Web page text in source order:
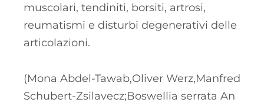
muscolari, tendiniti, borsiti, artrosi,
reumatismi e disturbi degenerativi delle
articolazioni.
(Mona Abdel-Tawab,Oliver Werz,Manfred
Schubert-Zsilavecz;Boswellia serrata An